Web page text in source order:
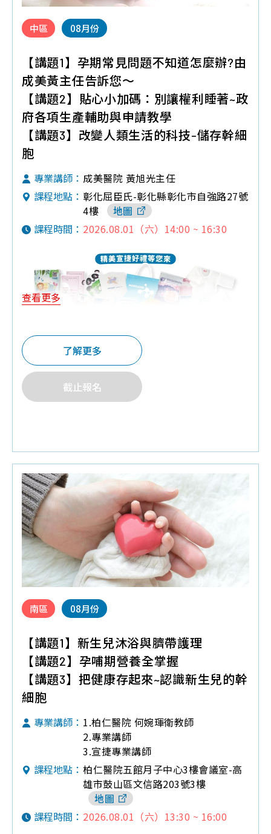
中區 08月份
【講題1】孕期常見問題不知道怎麼辦?由
成美黃主任告訴您～
【講題2】貼心小加碼：別讓權利睡著~政
府各項生產輔助與申請教學
【講題3】改變人類生活的科技-儲存幹細
胞
專業講師： 成美醫院 黃旭光主任
課程地點： 彰化屈臣氏-彰化縣彰化市自強路27號
4樓
地圖
課程時間： 2026.08.01（六）14:00 ~ 16:30
♦預約報名禮：黃色小鴨研磨碗
♦參加禮：培寶溢乳墊+擠乳袋
♦夫妻同行禮：紗布衣
♦Q&A有獎禮：奶粉罐,紗布巾
2026-07-02 通知:因場地因素，(原)
7/4 (改為)8/1 ，敬請見諒。
查看更多
了解更多
截止報名
南區 08月份
【講題1】新生兒沐浴與臍帶護理
【講題2】孕哺期營養全掌握
【講題3】把健康存起來~認識新生兒的幹
細胞
專業講師： 1.柏仁醫院 何婉琿衛教師
2.專業講師
3.宣捷專業講師
課程地點： 柏仁醫院五館月子中心3樓會議室-高
雄市鼓山區文信路203號3樓
地圖
課程時間： 2026.08.01（六）13:30 ~ 16:00
胎
盤
帶
間
質
幹
細
胞
帶
血
造
血
細
胞
細
外
體
胞
性
檢
測
報
題
品
問
題